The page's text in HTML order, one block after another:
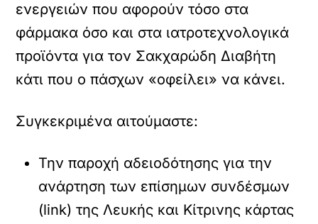
ενεργειών που αφορούν τόσο στα
φάρμακα όσο και στα ιατροτεχνολογικά
προϊόντα για τον Σακχαρώδη Διαβήτη
κάτι που ο πάσχων «οφείλει» να κάνει.
Συγκεκριμένα αιτούμαστε:
Την παροχή αδειοδότησης για την
ανάρτηση των επίσημων συνδέσμων
(link) της Λευκής και Κίτρινης κάρτας